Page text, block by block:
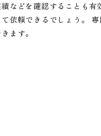
などを確認することも有
依頼できるでしょう。
ます。